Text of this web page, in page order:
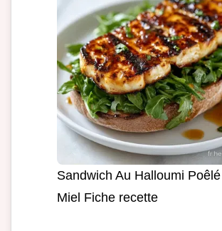
Sandwich Au Halloumi
Miel Fiche recette